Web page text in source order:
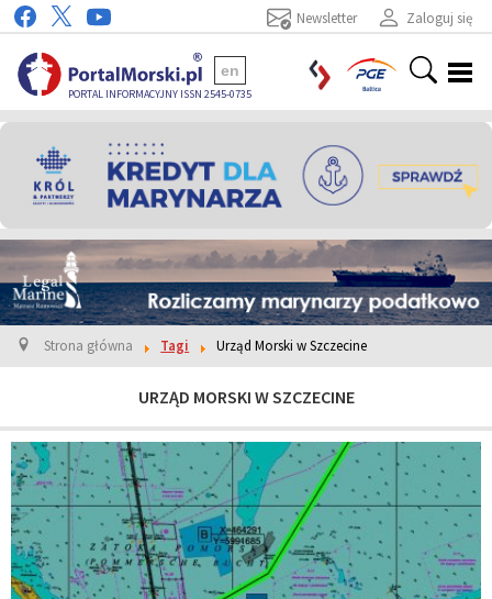
Zaloguj się
Newsletter
PORTAL INFORMACYJNY ISSN 2545-0735
en
Strona główna Tagi Urząd Morski w Szczecine
URZĄD MORSKI W SZCZECINE